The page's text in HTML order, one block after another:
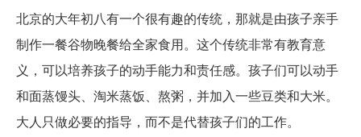
北京的大年初八有一个很有趣的传统，那就是由孩子亲手
制作一餐谷物晚餐给全家食用。这个传统非常有教育意
义，可以培养孩子的动手能力和责任感。孩子们可以动手
和面蒸馒头、淘米蒸饭、熬粥，并加入一些豆类和大米。
大人只做必要的指导，而不是代替孩子们的工作。